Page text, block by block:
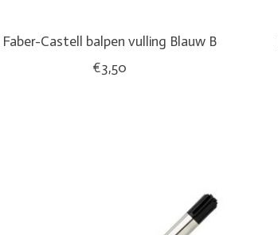
Faber-Castell balpen vulling Blauw B
€3,50